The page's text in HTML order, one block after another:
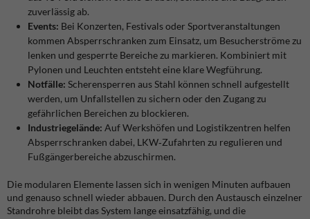
zuverlässig ab.
Events: Bei Konzerten, Festivals oder Sportveranstaltungen
kommen Absperrschranken zum Einsatz, um Besucherströme zu
lenken und gesperrte Bereiche zu markieren. Kombiniert mit
Pylonen und Leuchten entsteht eine klare Wegführung.
Notfälle: Scherensperren aus Stahl können schnell aufgestellt
werden, um Unfallstellen zu sichern oder den Zugang zu
gefährlichen Bereichen zu blockieren.
Industriegelände: Auf Werkshöfen und Logistikzentren helfen
Absperrschranken dabei, LKW‑Zufahrten zu regulieren und
Fußgängerbereiche abzuschirmen.
Die modularen Elemente lassen sich in wenigen Minuten aufbauen
und genauso schnell wieder abbauen. Durch den Austausch einzelner
Standrohre bleibt das System lange einsatzfähig, und die